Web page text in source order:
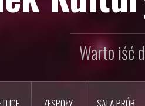
Warto iść